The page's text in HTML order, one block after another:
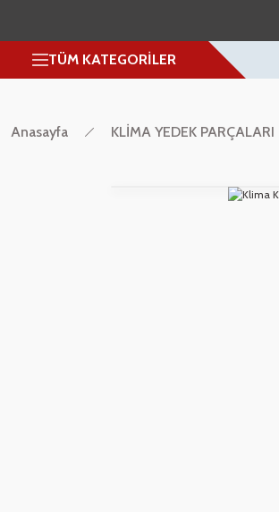
TÜM KATEGORİLER
Anasayfa KLİMA YEDEK PARÇALARI